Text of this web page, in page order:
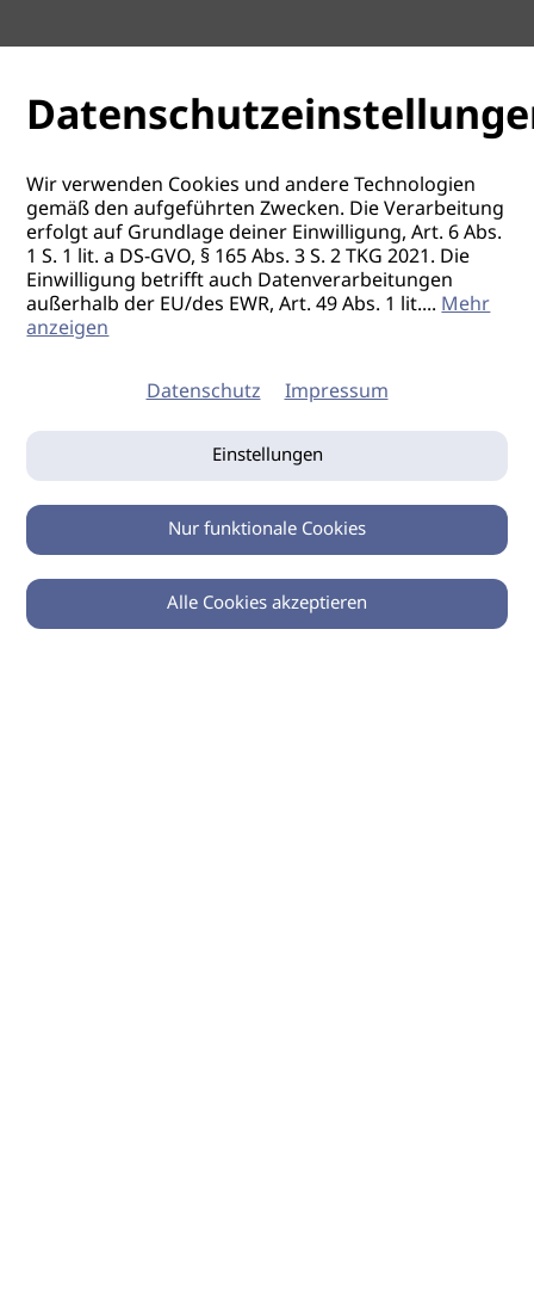
0
Wir verwenden Cookies und andere Technologien
gemäß den aufgeführten Zwecken. Die Verarbeitung
erfolgt auf Grundlage deiner Einwilligung, Art. 6 Abs.
1 S. 1 lit. a DS-GVO, § 165 Abs. 3 S. 2 TKG 2021. Die
Einwilligung betrifft auch Datenverarbeitungen
außerhalb der EU/des EWR, Art. 49 Abs. 1 lit....Mehr
anzeigen
Datenschutz Impressum
Einstellungen
Nur funktionale Cookies
Alle Cookies akzeptieren